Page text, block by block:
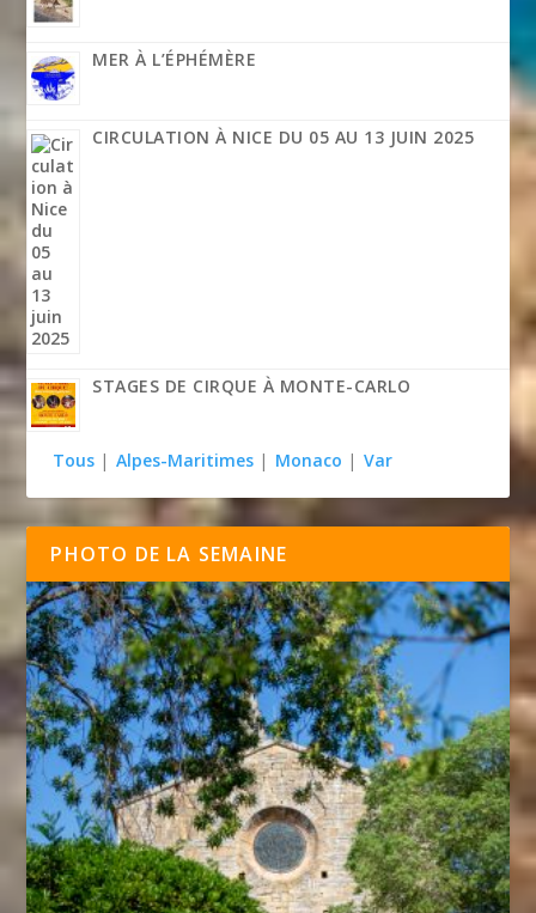
MER À L’ÉPHÉMÈRE
CIRCULATION À NICE DU 05 AU 13 JUIN 2025
STAGES DE CIRQUE À MONTE-CARLO
Tous | Alpes-Maritimes | Monaco | Var
PHOTO DE LA SEMAINE